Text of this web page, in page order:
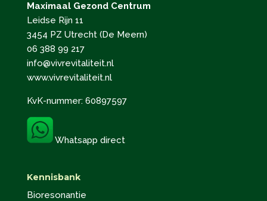
Maximaal Gezond Centrum
Leidse Rijn 11
3454 PZ Utrecht (De Meern)
06 388 99 217
info@vivrevitaliteit.nl
www.vivrevitaliteit.nl
KvK-nummer: 60897597
Whatsapp direct
Kennisbank
Bioresonantie